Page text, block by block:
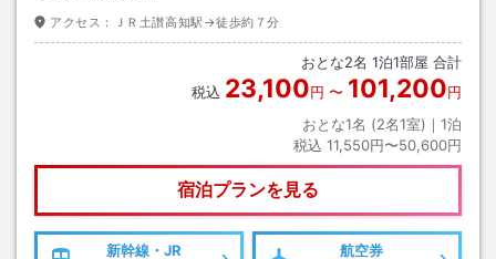
アクセス： ＪＲ土讃高知駅→徒歩約７分
おとな2名 1泊1部屋 合計
税込 23,100円 〜 101,200円
おとな1名 (2名1室)｜ 1泊
税込 11,550円〜50,600円
宿泊プランを見る
新幹線・JR 航空券